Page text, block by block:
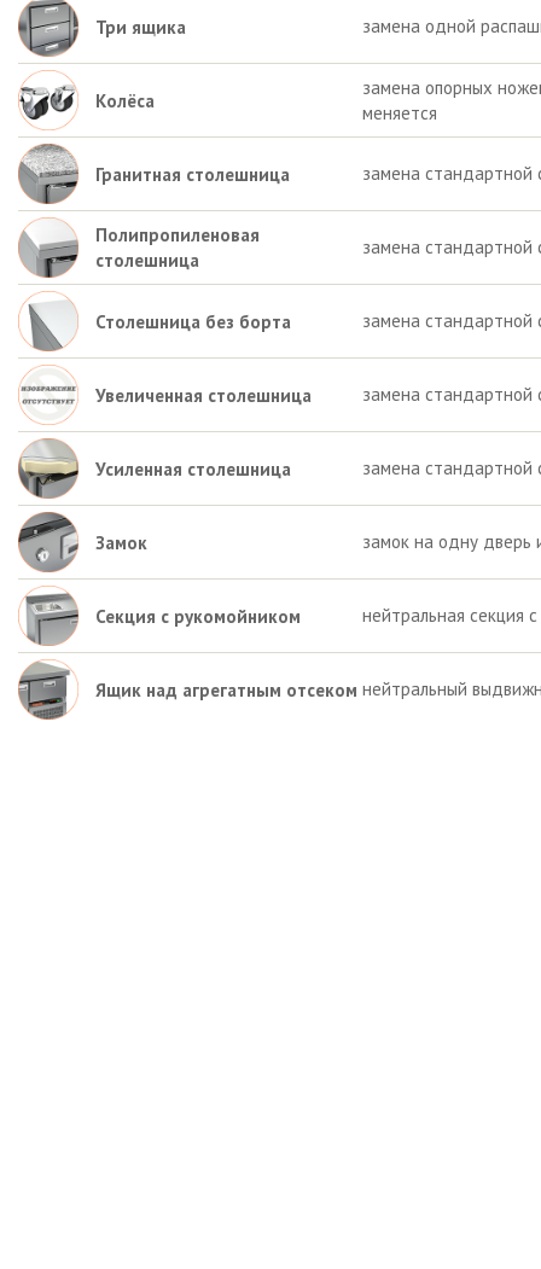
Три ящика замена одной
Колёса
замена опорных
меняется
Гранитная столешница замена стандартной
Полипропиленовая
столешница
замена стандартной
Столешница без борта замена стандартной
Увеличенная столешница замена стандартной
Усиленная столешница замена стандартной
Замок замок на одну дверь
Секция с рукомойником нейтральная секция
Ящик над агрегатным отсеком нейтральный